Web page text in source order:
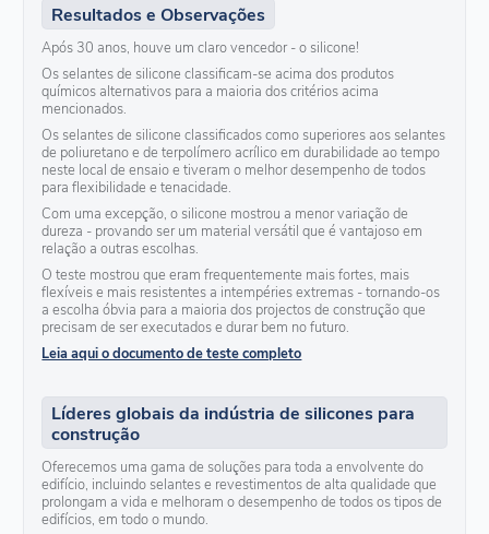
Resultados e Observações
Após 30 anos, houve um claro vencedor - o silicone!
Os selantes de silicone classificam-se acima dos produtos
químicos alternativos para a maioria dos critérios acima
mencionados.
Os selantes de silicone classificados como superiores aos selantes
de poliuretano e de terpolímero acrílico em durabilidade ao tempo
neste local de ensaio e tiveram o melhor desempenho de todos
para flexibilidade e tenacidade.
Com uma excepção, o silicone mostrou a menor variação de
dureza - provando ser um material versátil que é vantajoso em
relação a outras escolhas.
O teste mostrou que eram frequentemente mais fortes, mais
flexíveis e mais resistentes a intempéries extremas - tornando-os
a escolha óbvia para a maioria dos projectos de construção que
precisam de ser executados e durar bem no futuro.
Leia aqui o documento de teste completo
Líderes globais da indústria de silicones para
construção
Oferecemos uma gama de soluções para toda a envolvente do
edifício, incluindo selantes e revestimentos de alta qualidade que
prolongam a vida e melhoram o desempenho de todos os tipos de
edifícios, em todo o mundo.